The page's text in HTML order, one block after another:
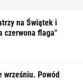
na Świątek i
czerwona flaga"
wrześniu. Powód